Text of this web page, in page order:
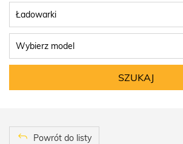
Powrót do listy